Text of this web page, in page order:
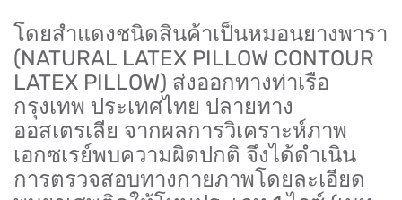
โดยสำแดงชนิดสินค้าเป็นหมอนยางพารา
(NATURAL LATEX PILLOW CONTOUR
LATEX PILLOW) ส่งออกทางท่าเรือ
กรุงเทพ ประเทศไทย ปลายทาง
ออสเตรเลีย จากผลการวิเคราะห์ภาพ
เอกซเรย์พบความผิดปกติ จึงได้ดำเนิน
การตรวจสอบทางกายภาพโดยละเอียด